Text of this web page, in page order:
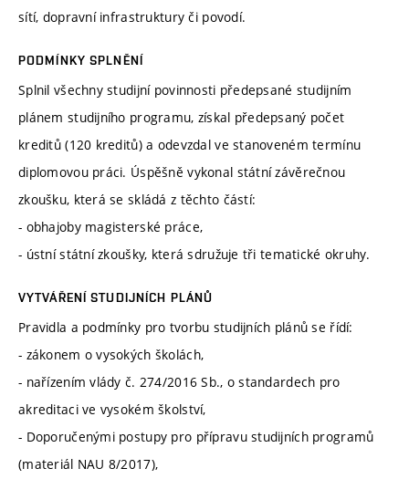
sítí, dopravní infrastruktury či povodí.
PODMÍNKY SPLNĚNÍ
Splnil všechny studijní povinnosti předepsané studijním
plánem studijního programu, získal předepsaný počet
kreditů (120 kreditů) a odevzdal ve stanoveném termínu
diplomovou práci. Úspěšně vykonal státní závěrečnou
zkoušku, která se skládá z těchto částí:
- obhajoby magisterské práce,
- ústní státní zkoušky, která sdružuje tři tematické okruhy.
VYTVÁŘENÍ STUDIJNÍCH PLÁNŮ
Pravidla a podmínky pro tvorbu studijních plánů se řídí:
- zákonem o vysokých školách,
- nařízením vlády č. 274/2016 Sb., o standardech pro
akreditaci ve vysokém školství,
- Doporučenými postupy pro přípravu studijních programů
(materiál NAU 8/2017),